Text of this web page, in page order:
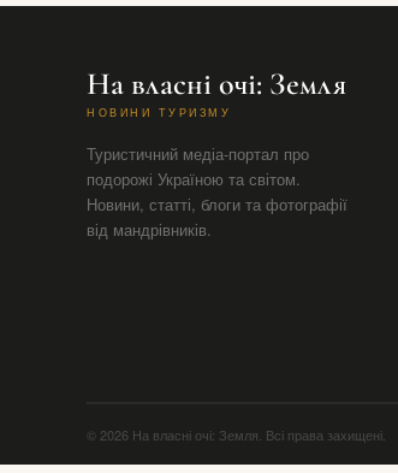
На власні очі: Земля
НОВИНИ ТУРИЗМУ
Туристичний медіа-портал про
подорожі Україною та світом.
Новини, статті, блоги та фотографії
від мандрівників.
© 2026 На власні очі: Земля. Всі права захищені.